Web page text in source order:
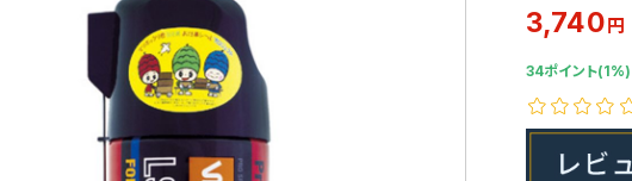
3,740円
34ポイント(1%)